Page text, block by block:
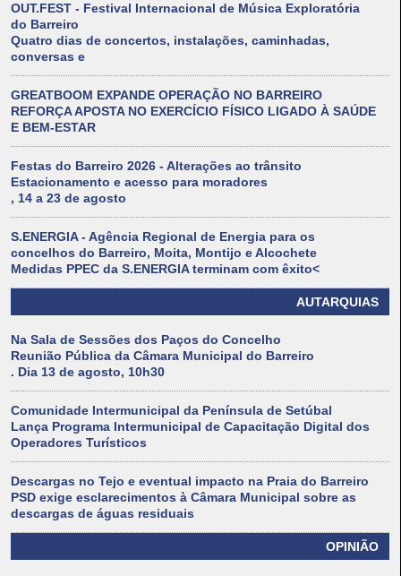
OUT.FEST - Festival Internacional de Música Exploratória
do Barreiro
Quatro dias de concertos, instalações, caminhadas,
conversas e
GREATBOOM EXPANDE OPERAÇÃO NO BARREIRO
REFORÇA APOSTA NO EXERCÍCIO FÍSICO LIGADO À SAÚDE
E BEM-ESTAR
Festas do Barreiro 2026 - Alterações ao trânsito
Estacionamento e acesso para moradores
, 14 a 23 de agosto
S.ENERGIA - Agência Regional de Energia para os
concelhos do Barreiro, Moita, Montijo e Alcochete
Medidas PPEC da S.ENERGIA terminam com êxito<
AUTARQUIAS
Na Sala de Sessões dos Paços do Concelho
Reunião Pública da Câmara Municipal do Barreiro
. Dia 13 de agosto, 10h30
Comunidade Intermunicipal da Península de Setúbal
Lança Programa Intermunicipal de Capacitação Digital dos
Operadores Turísticos
Descargas no Tejo e eventual impacto na Praia do Barreiro
PSD exige esclarecimentos à Câmara Municipal sobre as
descargas de águas residuais
OPINIÃO